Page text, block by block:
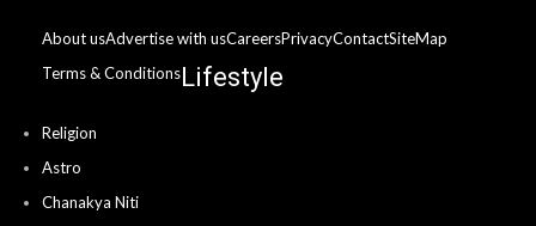
About usAdvertise with usCareersPrivacyContactSiteMap
Terms & Conditions Lifestyle
Religion
Astro
Chanakya Niti